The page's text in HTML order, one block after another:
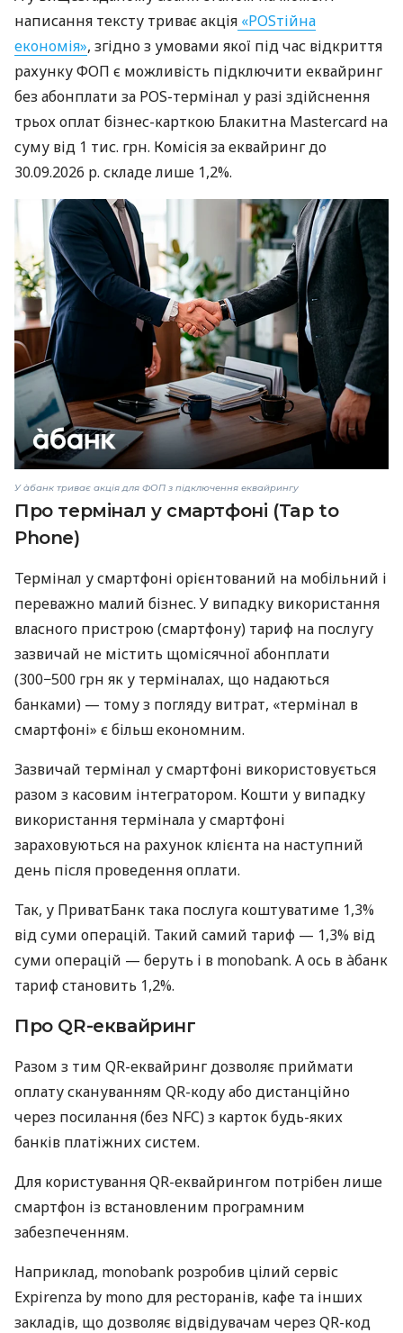
написання тексту триває акція «POSтійна
економія», згідно з умовами якої під час відкриття
рахунку ФОП є можливість підключити еквайринг
без абонплати за POS-термінал у разі здійснення
трьох оплат бізнес-карткою Блакитна Mastercard на
суму від 1 тис. грн. Комісія за еквайринг до
30.09.2026 р. складе лише 1,2%.
У àбанк триває акція для ФОП з підключення еквайрингу
Про термінал у смартфоні (Tap to
Phone)
Термінал у смартфоні орієнтований на мобільний і
переважно малий бізнес. У випадку використання
власного пристрою (смартфону) тариф на послугу
зазвичай не містить щомісячної абонплати
(300−500 грн як у терміналах, що надаються
банками) — тому з погляду витрат, «термінал в
смартфоні» є більш економним.
Зазвичай термінал у смартфоні використовується
разом з касовим інтегратором. Кошти у випадку
використання термінала у смартфоні
зараховуються на рахунок клієнта на наступний
день після проведення оплати.
Так, у ПриватБанк така послуга коштуватиме 1,3%
від суми операцій. Такий самий тариф — 1,3% від
суми операцій — беруть і в monobank. А ось в àбанк
тариф становить 1,2%.
Про QR-еквайринг
Разом з тим QR-еквайринг дозволяє приймати
оплату скануванням QR-коду або дистанційно
через посилання (без NFC) з карток будь-яких
банків платіжних систем.
Для користування QR-еквайрингом потрібен лише
смартфон із встановленим програмним
забезпеченням.
Наприклад, monobank розробив цілий сервіс
Expirenza by mono для ресторанів, кафе та інших
закладів, що дозволяє відвідувачам через QR-код